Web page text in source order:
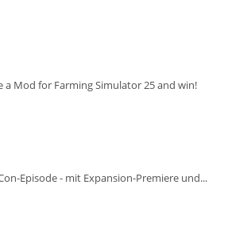
Mod for Farming Simulator 25 and win!
Episode - mit Expansion-Premiere und...